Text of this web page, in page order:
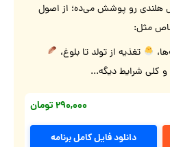
هلندی رو پوشش می‌ده؛ از اصول
خاص مثل:
تغذیه از تولد تا بلوغ،
و کلی شرایط دیگه...
۲۹۰,۰۰۰ تومان
دانلود فایل کامل برنامه